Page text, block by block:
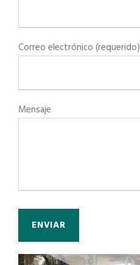
Correo electrónico (requerido)
Mensaje